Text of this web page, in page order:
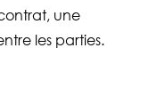
une
les parties.